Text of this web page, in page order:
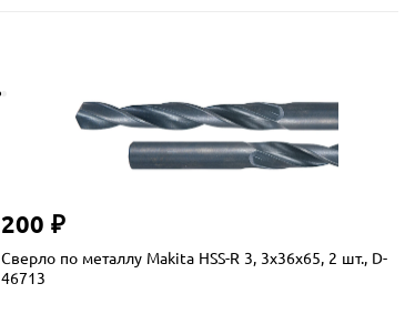
200 ₽
Сверло по металлу Makita HSS-R 3, 3x36x65, 2 шт., D-
46713